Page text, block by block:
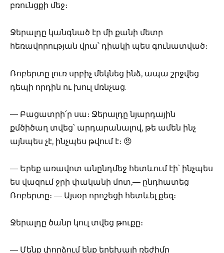
բռունցքի մեջ։
Ջերալդը կանգնած էր մի քանի մետր
հեռավորության վրա՝ դիակի պես գունատված։
Ռոբերտը լուռ սրբիչ մեկնեց ինձ, ապա շրջվեց
դեպի որդին ու խուլ մռնչաց.
— Բացատրի՛ր սա։ Ջերալդը նյարդային
քմծիծաղ տվեց՝ արդարանալով, թե ամեն ինչ
այնպես չէ, ինչպես թվում է։ 😠
— Երեք առավոտ անընդմեջ հետևում էի՝ ինչպես
ես վազում ջրի փականի մոտ,— ընդհատեց
Ռոբերտը։ — Այսօր որոշեցի հետևել քեզ։
Ջերալդը ծանր կուլ տվեց թուքը։
— Մենք փորձում ենք երեխայի ռեժիմը